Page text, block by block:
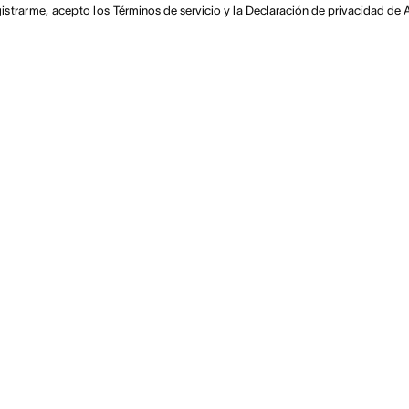
acepto los Términos de servicio y la Declaración de privacidad de